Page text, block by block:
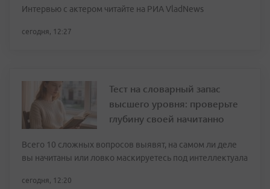
Интервью с актером читайте на РИА VladNews
сегодня, 12:27
Тест на словарный запас
высшего уровня: проверьте
глубину своей начитанно
Всего 10 сложных вопросов выявят, на самом ли деле
вы начитаны или ловко маскируетесь под интеллектуала
сегодня, 12:20